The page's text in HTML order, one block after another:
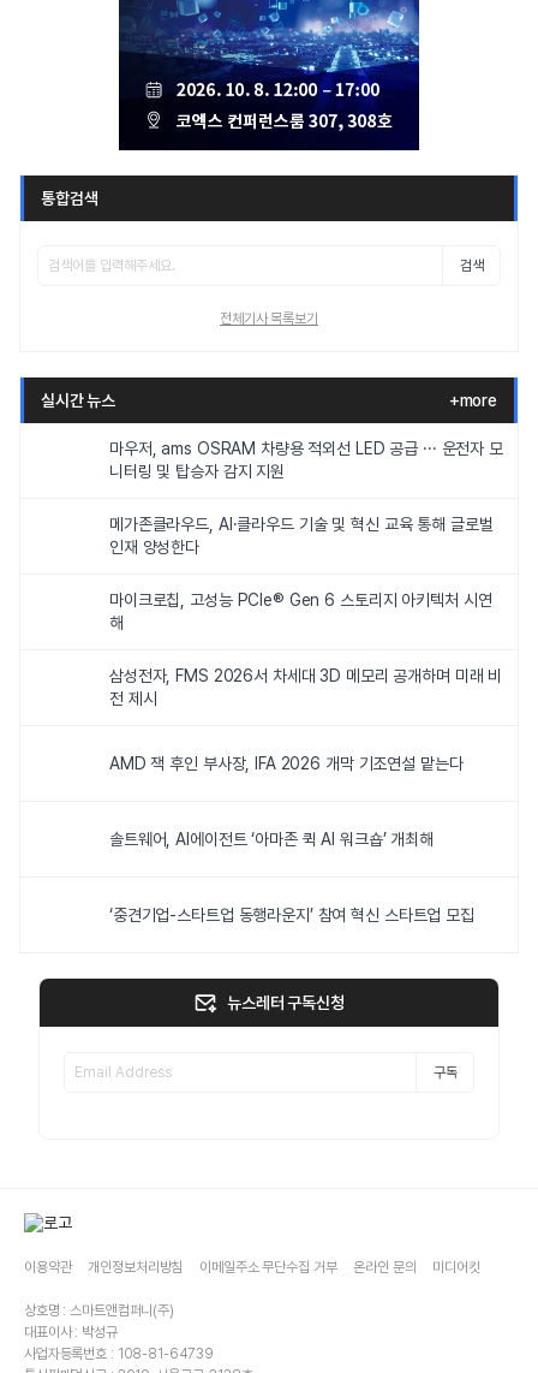
통합검색
검색
전체기사 목록보기
실시간 뉴스 +more
마우저, ams OSRAM 차량용 적외선 LED 공급 ··· 운전자 모
니터링 및 탑승자 감지 지원
메가존클라우드, AI·클라우드 기술 및 혁신 교육 통해 글로벌
인재 양성한다
마이크로칩, 고성능 PCIe® Gen 6 스토리지 아키텍처 시연
해
삼성전자, FMS 2026서 차세대 3D 메모리 공개하며 미래 비
전 제시
AMD 잭 후인 부사장, IFA 2026 개막 기조연설 맡는다
솔트웨어, AI에이전트 ‘아마존 퀵 AI 워크숍’ 개최해
‘중견기업-스타트업 동행라운지’ 참여 혁신 스타트업 모집
뉴스레터 구독신청
구독
이용약관 개인정보처리방침 이메일주소 무단수집 거부 온라인 문의 미디어킷
상호명 : 스마트앤컴퍼니(주)
대표이사 : 박성규
사업자등록번호 : 108-81-64739